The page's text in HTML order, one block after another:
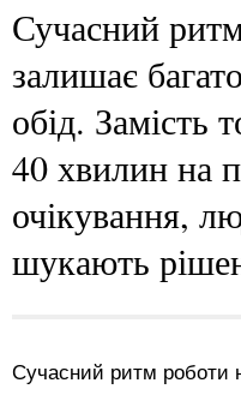
Сучасний
залишає
обід. Замість
40 хвилин на
очікування,
шукають
Сучасний ритм роботи